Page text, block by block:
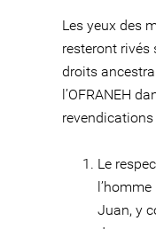
Les yeux des
resteront rivés
droits
l’OFRANEH
Le
Juan, y